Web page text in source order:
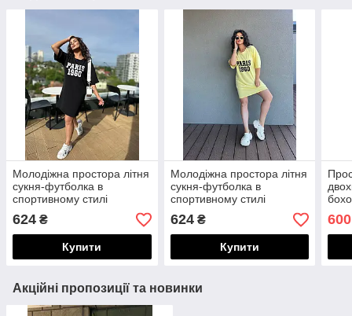
Молодіжна простора літня
сукня-футболка в
спортивному стилі
624 ₴
Купити
Молодіжна простора літня
сукня-футболка в
спортивному стилі
624₴
Купити
600
Акційні пропозиції та новинки